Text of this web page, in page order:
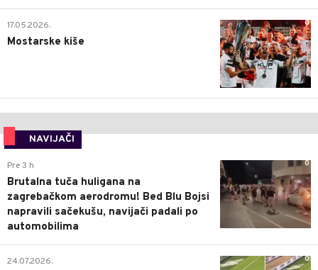
0
17.05.2026.
Mostarske kiše
NAVIJAČI
0
Pre 3 h
Brutalna tuča huligana na
zagrebačkom aerodromu! Bed Blu Bojsi
napravili sačekušu, navijači padali po
automobilima
0
24.07.2026.